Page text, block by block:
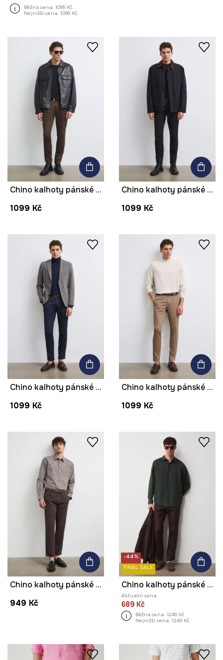
Běžná cena: 1099 Kč
Nejnižší cena: 1099 Kč
Chino kalhoty pánské bavlněné s elastanem
1099 Kč
Chino kalhoty pánské bavlněné s elastanem
1099 Kč
Chino kalhoty pánské bavlněné s elastanem
1099 Kč
Chino kalhoty pánské bavlněné s elastanem
1099 Kč
Chino kalhoty pánské s příměsí lnu
949 Kč
-44%
FINAL SALE
Chino kalhoty pánské lněné regular waist hladké
Aktuální cena:
689 Kč
Běžná cena: 1249 Kč
Nejnižší cena: 1249 Kč